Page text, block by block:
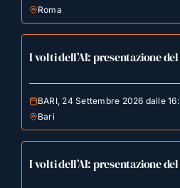
Roma
I volti dell’AI: presentazione
BARI, 24 Settembre 2026 dalle
Bari
I volti dell’AI: presentazione